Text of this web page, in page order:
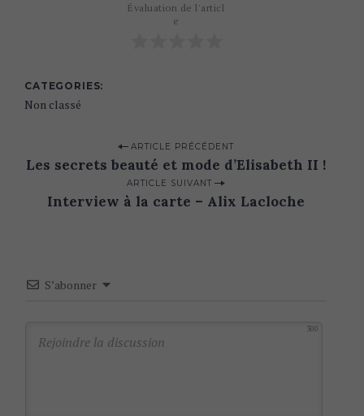
Évaluation de l'articl
e
CATEGORIES
Non classé
o
v
ARTICLE PRÉCÉDENT
Les secrets beauté et mode d’Elisabeth II !
ARTICLE SUIVANT
Interview à la carte – Alix Lacloche
S’abonner
300